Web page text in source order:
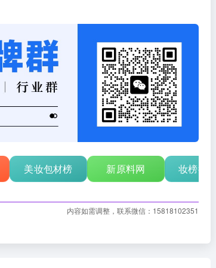
美妆包材榜 新原料网 妆榜行
内容如需调整，联系微信：15818102351